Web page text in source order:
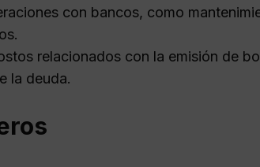
con bancos, como
relacionados con la emisión de
la deuda.